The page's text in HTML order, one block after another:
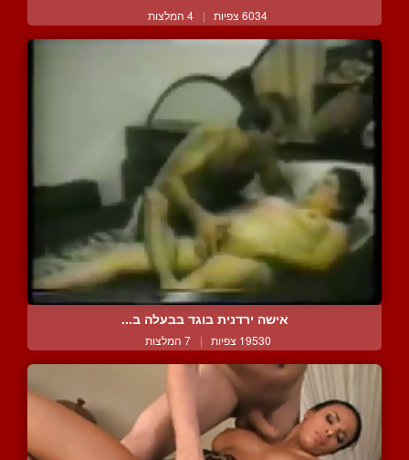
6034 צפיות | 4 המלצות
אישה ירדנית בוגד בבעלה ב...
19530 צפיות | 7 המלצות